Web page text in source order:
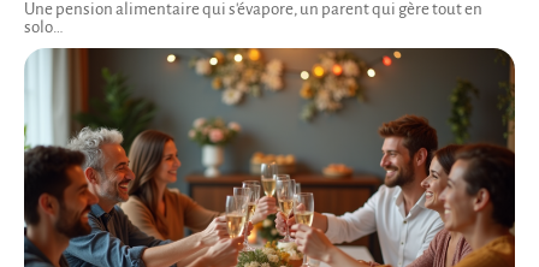
Une pension alimentaire qui s'évapore, un parent qui gère tout en
solo…